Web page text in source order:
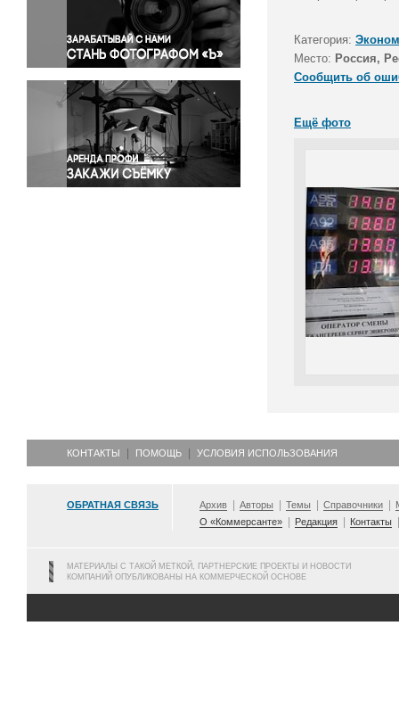
Правосудие
Происшествия и конфликты
Религия
Светская жизнь
Спорт
Экология
Экономика и бизнес
Категория:
Место: Россия,
Сообщить об
Ещё фото
КОНТАКТЫ ПОМОЩЬ УСЛОВИЯ ИСПОЛЬЗОВАНИЯ
ОБРАТНАЯ СВЯЗЬ Архив Авторы Темы Справочники
О «Коммерсанте»
Редакция Контакты
МАТЕРИАЛЫ С ТАКОЙ МЕТКОЙ, ПАРТНЕРСКИЕ ПРОЕКТЫ И НОВОСТИ
КОМПАНИЙ ОПУБЛИКОВАНЫ НА КОММЕРЧЕСКОЙ ОСНОВЕ